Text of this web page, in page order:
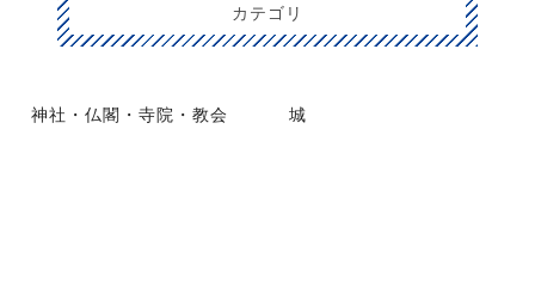
カテゴリ
神社・仏閣・寺院・教会 城